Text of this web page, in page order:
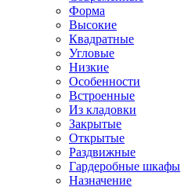
Форма
Высокие
Квадратные
Угловые
Низкие
Особенности
Встроенные
Из кладовки
Закрытые
Открытые
Раздвижные
Гардеробные шкафы
Назначение